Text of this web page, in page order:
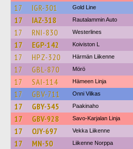
17
IGR-301 Gold Line
17 IAZ-318 Rautalammin Auto
17 RNI-830 Westerlines
17 EGP-142 Koiviston L
17 HPZ-320 Härmän Liikenne
17 GBL-870 Mörö
17 SAI-114 Hämeen Linja
17 GBV-711 Onni Vilkas
17 GBY-345 Paakinaho
17 GBV-928 Savo-Karjalan Linja
17 OJY-697 Vekka Liikenne
17 MN-50 Liikenne Norppa